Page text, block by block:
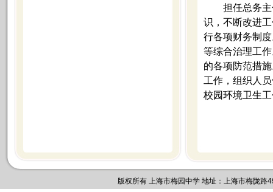
担任总务
识，不断改进
行各项财务制
等综合治理工
的各项防范措
工作，组织人
校园环境卫生
版权所有 上海市梅园中学 地址：上海市梅陇